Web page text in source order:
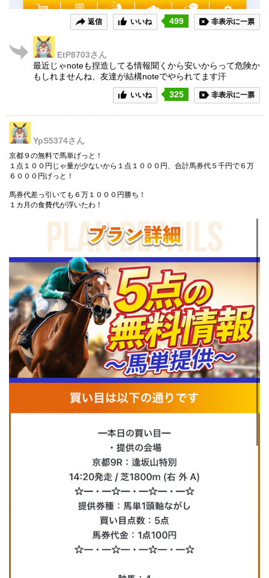
返信 いいね 499 非表示に一票
EtP8703さん
最近じゃnoteも捏造してる情報聞くから安いからって危険か
もしれませんね、友達が結構noteでやられてます汗
いいね 325 非表示に一票
YpS5374さん
京都９の無料で馬単げっと！
１点１００円じゃ量が少ないから１点１０００円、合計馬券代５千円で６万
６０００円げっと！
馬券代差っ引いても６万１０００円勝ち！
１カ月の食費代が浮いたわ！